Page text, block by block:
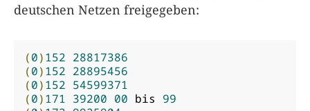
deutschen Netzen freigegeben:
(0)152 28817386
(0)152 28895456
(0)152 54599371
(0)171 39200 00 bis 99